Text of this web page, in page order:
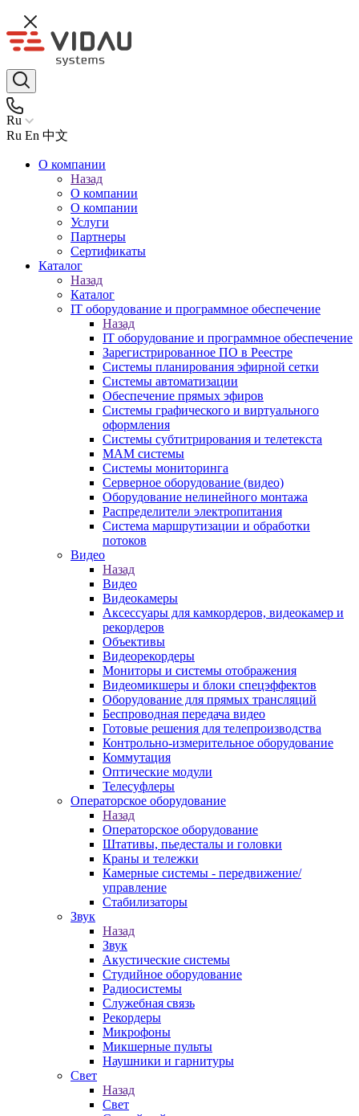
Ru
Ru En 中文
О компании
Назад
О компании
О компании
Услуги
Партнеры
Сертификаты
Каталог
Назад
Каталог
IT оборудование и программное обеспечение
Назад
IT оборудование и программное обеспечение
Зарегистрированное ПО в Реестре
Системы планирования эфирной сетки
Системы автоматизации
Обеспечение прямых эфиров
Системы графического и виртуального
оформления
Системы субтитрирования и телетекста
MAM системы
Системы мониторинга
Серверное оборудование (видео)
Оборудование нелинейного монтажа
Распределители электропитания
Система маршрутизации и обработки
потоков
Видео
Назад
Видео
Видеокамеры
Аксессуары для камкордеров, видеокамер и
рекордеров
Объективы
Видеорекордеры
Мониторы и системы отображения
Видеомикшеры и блоки спецэффектов
Оборудование для прямых трансляций
Беспроводная передача видео
Готовые решения для телепроизводства
Контрольно-измерительное оборудование
Коммутация
Оптические модули
Телесуфлеры
Операторское оборудование
Назад
Операторское оборудование
Штативы, пьедесталы и головки
Краны и тележки
Камерные системы - передвижение/
управление
Стабилизаторы
Звук
Назад
Звук
Акустические системы
Студийное оборудование
Радиосистемы
Служебная связь
Рекордеры
Микрофоны
Микшерные пульты
Наушники и гарнитуры
Свет
Назад
Свет